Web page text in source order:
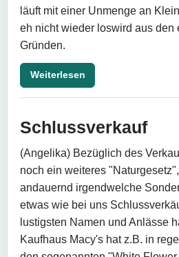
läuft mit einer Unmenge an
eh nicht wieder loswird aus den
Gründen.
Weiterlesen
Schlussverkauf
(Angelika) Bezüglich des
noch ein weiteres
andauernd irgendwelche
etwas wie bei uns
lustigsten Namen und Anlässe
Kaufhaus Macy's hat z.B. in